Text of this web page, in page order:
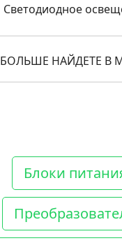
Светодиодное
БОЛЬШЕ НАЙДЕТЕ В
Блоки